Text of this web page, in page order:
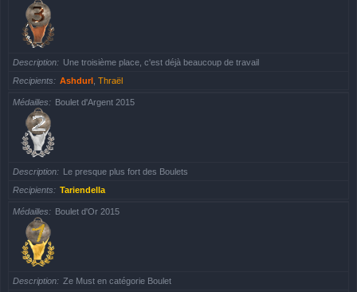
Description
Une troisième place, c'est déjà beaucoup de travail
Recipients
Ashdurl Thraël
Médailles Boulet d'Argent 2015
Description
Le presque plus fort des Boulets
Recipients
Tariendella
Médailles Boulet d'Or 2015
Description
Ze Must en catégorie Boulet